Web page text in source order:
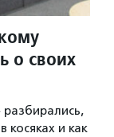
о своих
косяках и как